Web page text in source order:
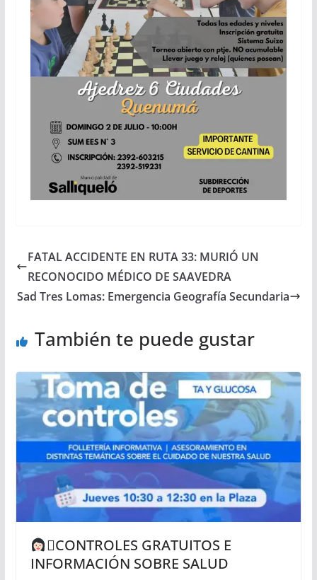
FATAL ACCIDENTE EN RUTA 33: MURIÓ UN
RECONOCIDO MÉDICO DE SAAVEDRA
Sad Tres Lomas: Emergencia Geografía Secundaria
También te puede gustar
‍⚕CONTROLES GRATUITOS E
INFORMACIÓN SOBRE SALUD